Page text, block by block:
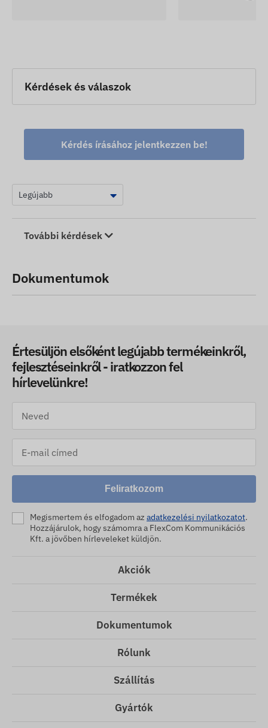
Kérdések és válaszok
Kérdés írásához jelentkezzen be!
További kérdések
Dokumentumok
Értesüljön elsőként legújabb termékeinkről,
fejlesztéseinkről - iratkozzon fel
hírlevelünkre!
Feliratkozom
Megismertem és elfogadom az adatkezelési nyilatkozatot.
Hozzájárulok, hogy számomra a FlexCom Kommunikációs
Kft. a jövőben hírleveleket küldjön.
Akciók
Termékek
Dokumentumok
Rólunk
Szállítás
Gyártók